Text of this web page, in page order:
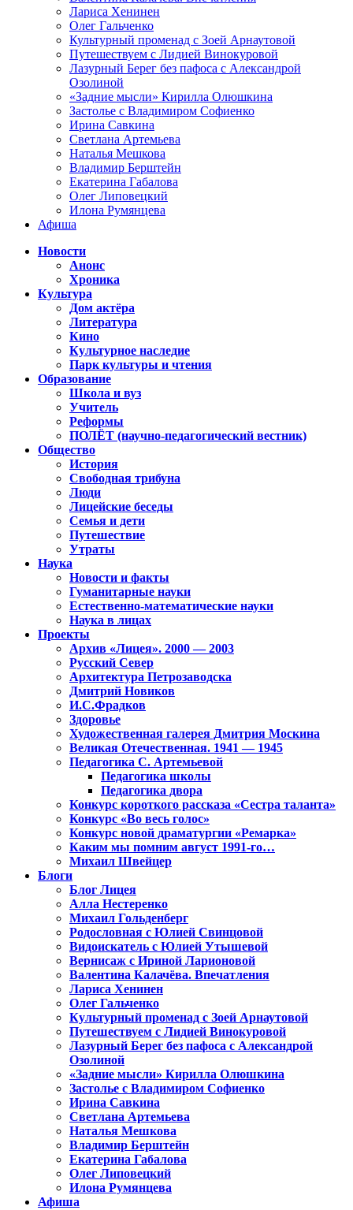
Лариса Хенинен
Олег Гальченко
Культурный променад с Зоей Арнаутовой
Путешествуем с Лидией Винокуровой
Лазурный Берег без пафоса с Александрой
Озолиной
«Задние мысли» Кирилла Олюшкина
Застолье с Владимиром Софиенко
Ирина Савкина
Светлана Артемьева
Наталья Мешкова
Владимир Берштейн
Екатерина Габалова
Олег Липовецкий
Илона Румянцева
Афиша
Новости
Анонс
Хроника
Культура
Дом актёра
Литература
Кино
Культурное наследие
Парк культуры и чтения
Образование
Школа и вуз
Учитель
Реформы
ПОЛЁТ (научно-педагогический вестник)
Общество
История
Свободная трибуна
Люди
Лицейские беседы
Семья и дети
Путешествие
Утраты
Наука
Новости и факты
Гуманитарные науки
Естественно-математические науки
Наука в лицах
Проекты
Архив «Лицея». 2000 — 2003
Русский Север
Архитектура Петрозаводска
Дмитрий Новиков
И.С.Фрадков
Здоровье
Художественная галерея Дмитрия Москина
Великая Отечественная. 1941 — 1945
Педагогика С. Артемьевой
Педагогика школы
Педагогика двора
Конкурс короткого рассказа «Сестра таланта»
Конкурс «Во весь голос»
Конкурс новой драматургии «Ремарка»
Каким мы помним август 1991-го…
Михаил Швейцер
Блоги
Блог Лицея
Алла Нестеренко
Михаил Гольденберг
Родословная с Юлией Свинцовой
Видоискатель с Юлией Утышевой
Вернисаж с Ириной Ларионовой
Валентина Калачёва. Впечатления
Лариса Хенинен
Олег Гальченко
Культурный променад с Зоей Арнаутовой
Путешествуем с Лидией Винокуровой
Лазурный Берег без пафоса с Александрой
Озолиной
«Задние мысли» Кирилла Олюшкина
Застолье с Владимиром Софиенко
Ирина Савкина
Светлана Артемьева
Наталья Мешкова
Владимир Берштейн
Екатерина Габалова
Олег Липовецкий
Илона Румянцева
Афиша